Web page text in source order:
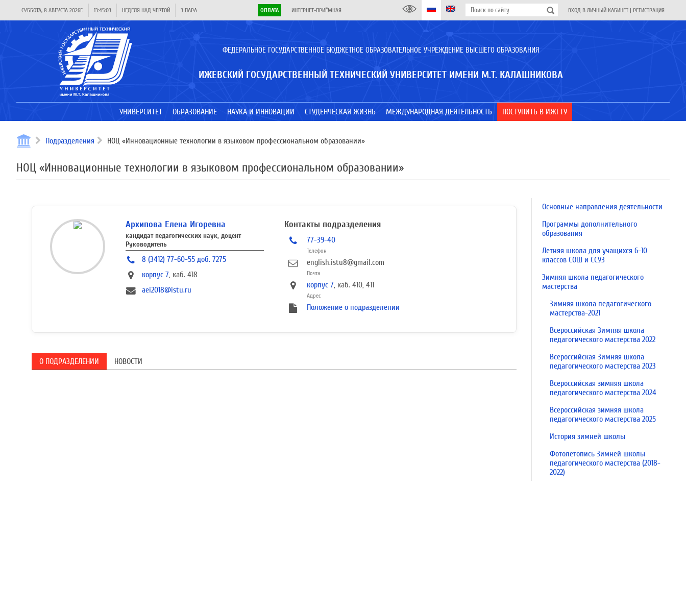
СУББОТА, 8 АВГУСТА 2026Г. 13:45:04 НЕДЕЛЯ НАД ЧЕРТОЙ 3 ПАРА ОПЛАТА ИНТЕРНЕТ-ПРИЁМНАЯ ВХОД В ЛИЧНЫЙ КАБИНЕТ | РЕГИСТРАЦИЯ
ФЕДЕРАЛЬНОЕ ГОСУДАРСТВЕННОЕ БЮДЖЕТНОЕ ОБРАЗОВАТЕЛЬНОЕ УЧРЕЖДЕНИЕ ВЫСШЕГО ОБРАЗОВАНИЯ
ИЖЕВСКИЙ ГОСУДАРСТВЕННЫЙ ТЕХНИЧЕСКИЙ УНИВЕРСИТЕТ ИМЕНИ М.Т. КАЛАШНИКОВА
УНИВЕРСИТЕТ ОБРАЗОВАНИЕ НАУКА И ИННОВАЦИИ СТУДЕНЧЕСКАЯ ЖИЗНЬ МЕЖДУНАРОДНАЯ ДЕЯТЕЛЬНОСТЬ ПОСТУПИТЬ В ИЖГТУ
Подразделения НОЦ «Инновационные технологии в языковом профессиональном образовании»
НОЦ «Инновационные технологии в языковом профессиональном образовании»
Архипова Елена Игоревна
кандидат педагогических наук, доцент
Руководитель
8 (3412) 77-60-55 доб. 7275
корпус 7, каб. 418
aei2018@istu.ru
Контакты подразделения
77-39-40
Телефон
english.istu8@gmail.com
Почта
корпус 7, каб. 410, 411
Адрес
Положение о подразделении
О ПОДРАЗДЕЛЕНИИ НОВОСТИ
Основные направления деятельности
Программы дополнительного
образования
Летняя школа для учащихся 6-10
классов СОШ и ССУЗ
Зимняя школа педагогического
мастерства
Зимняя школа педагогического
мастерства-2021
Всероссийская Зимняя школа
педагогического мастерства 2022
Всероссийская Зимняя школа
педагогического мастерства 2023
Всероссийская зимняя школа
педагогического мастерства 2024
Всероссийская зимняя школа
педагогического мастерства 2025
История зимней школы
Фотолетопись Зимней школы
педагогического мастерства (2018-
2022)